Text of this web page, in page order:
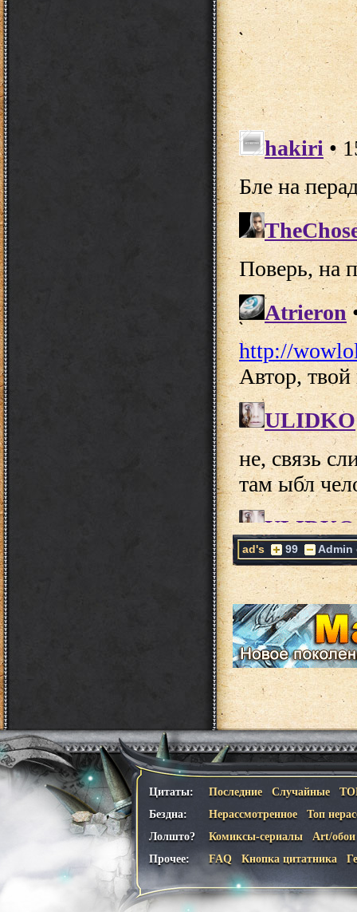
ad's 99 Admin
Цитаты: Последние Случайные
Бездна:
Нерассмотренное
Топ
Лолшто?
Комиксы-сериалы
Art/обои
Прочее:
FAQ Кнопка цитатника